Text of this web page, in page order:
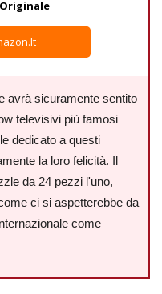
avrà sicuramente sentito
televisivi più famosi
dedicato a questi
la loro felicità. Il
da 24 pezzi l'uno,
ci si aspetterebbe da
come